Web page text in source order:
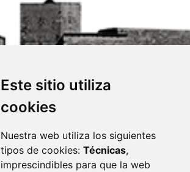
Este sitio utiliza
cookies
Nuestra web utiliza los siguientes
tipos de cookies: Técnicas,
imprescindibles para que la web